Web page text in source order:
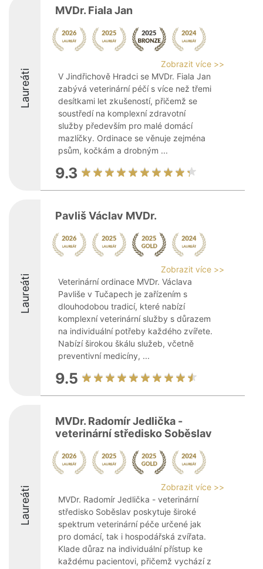
Laureáti
MVDr. Fiala Jan
Zobrazit více >>
V Jindřichově Hradci se MVDr. Fiala Jan
zabývá veterinární péčí s více než třemi
desítkami let zkušeností, přičemž se
soustředí na komplexní zdravotní
služby především pro malé domácí
mazlíčky. Ordinace se věnuje zejména
psům, kočkám a drobným ...
9.3
Laureáti
Pavliš Václav MVDr.
Zobrazit více >>
Veterinární ordinace MVDr. Václava
Pavliše v Tučapech je zařízením s
dlouhodobou tradicí, které nabízí
komplexní veterinární služby s důrazem
na individuální potřeby každého zvířete.
Nabízí širokou škálu služeb, včetně
preventivní medicíny, ...
9.5
Laureáti
MVDr. Radomír Jedlička -
veterinární středisko Soběslav
Zobrazit více >>
MVDr. Radomír Jedlička - veterinární
středisko Soběslav poskytuje široké
spektrum veterinární péče určené jak
pro domácí, tak i hospodářská zvířata.
Klade důraz na individuální přístup ke
každému pacientovi, přičemž vychází z